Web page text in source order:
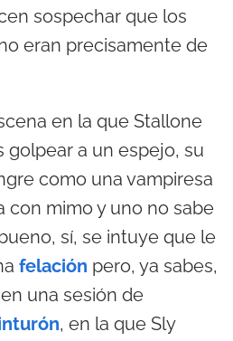
sospechar que los
eran precisamente de
en la que Stallone
golpear a un espejo, su
como una vampiresa
con mimo y uno no sabe
sí, se intuye que le
felación pero, ya sabes,
una sesión de
, en la que Sly